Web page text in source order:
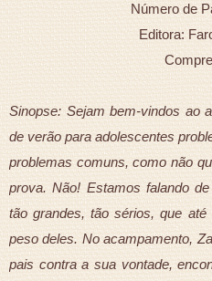
Número de
Editora:
Compre
Sinopse: Sejam bem-vindos ao
de verão para adolescentes
problemas comuns, como não
prova. Não! Estamos falando
tão grandes, tão sérios, que
peso deles. No acampamento,
pais contra a sua vontade,